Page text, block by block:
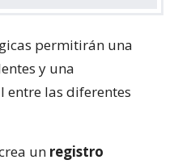
permitirán una
y una
entre las diferentes
un registro